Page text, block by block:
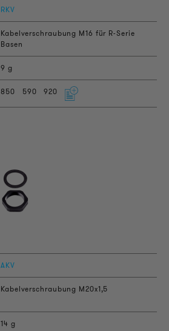
RKV
Kabelverschraubung M16 für R-Serie
Basen
9 g
850 590 920
AKV
Kabelverschraubung M20x1,5
14 g